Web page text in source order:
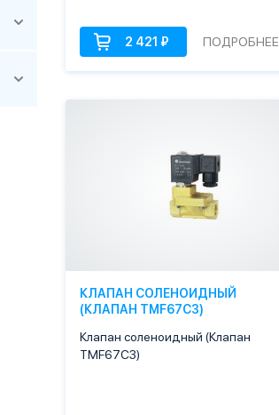
ПОДРОБНЕЕ
КЛАПАН СОЛЕНОИДНЫЙ
(КЛАПАН TMF67C3)
Клапан соленоидный (Клапан
TMF67C3)